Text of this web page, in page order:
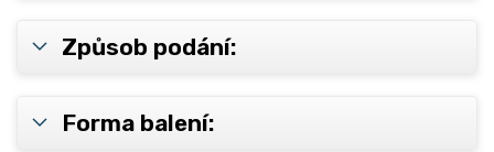
Způsob podání:
Forma balení: